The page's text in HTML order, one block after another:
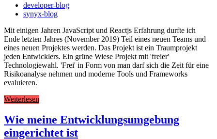
developer-blog
synyx-blog
Mit einigen Jahren JavaScript und Reactjs Erfahrung durfte ich
Ende letzten Jahres (November 2019) Teil eines neuen Teams und
eines neuen Projektes werden. Das Projekt ist ein Traumprojekt
jeden Entwicklers. Ein grüne Wiese Projekt mit 'freier'
Technologiewahl. 'Frei' in Form von man darf sich die Zeit für eine
Risikoanalyse nehmen und moderne Tools und Frameworks
evaluieren.
Weiterlesen
Wie meine Entwicklungsumgebung
eingerichtet ist